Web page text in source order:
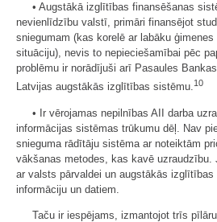
• Augstākā izglītības finansēšanas
nevienlīdzību valstī, primāri finansējot
sniegumam (kas korelē ar labāku
situāciju), nevis to nepieciešamībai pēc
problēmu ir norādījuši arī Pasaules
Latvijas augstākās izglītības sistēmu.10
• Ir vērojamas nepilnības AII darba
informācijas sistēmas trūkumu dēļ. Nav
snieguma rādītāju sistēma ar noteiktām
vākšanas metodes, kas kavē uzraudzību.
ar valsts pārvaldei un augstākās izglītības
informāciju un datiem.
Taču ir iespējams, izmantojot trīs